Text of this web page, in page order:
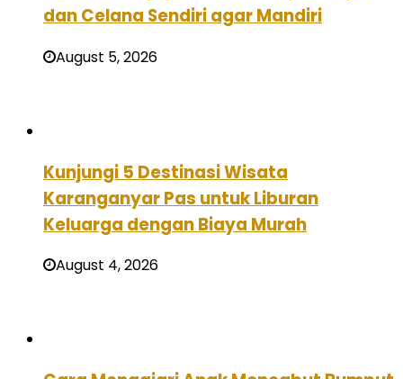
dan Celana Sendiri agar Mandiri
August 5, 2026
Kunjungi 5 Destinasi Wisata
Karanganyar Pas untuk Liburan
Keluarga dengan Biaya Murah
August 4, 2026